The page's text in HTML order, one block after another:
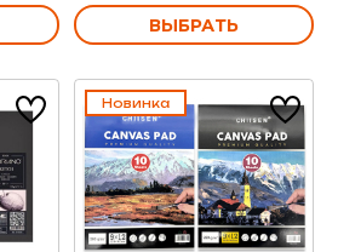
ВЫБРАТЬ
Новинка